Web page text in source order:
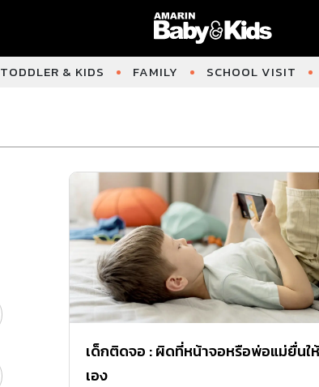
TODDLER & KIDS FAMILY SCHOOL VISIT
เด็กติดจอ : ผิดที่หน้าจอหรือพ่อแม่ยื่นให้
เอง